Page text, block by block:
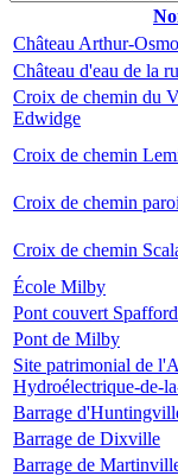
Château Arthur-
Château d'eau de la
Croix de chemin du
Edwidge
Croix de chemin
Croix de chemin
Croix de chemin
École Milby
Pont couvert
Pont de Milby
Site patrimonial de
Hydroélectrique-de-
Barrage
Barrage de Dixville
Barrage de